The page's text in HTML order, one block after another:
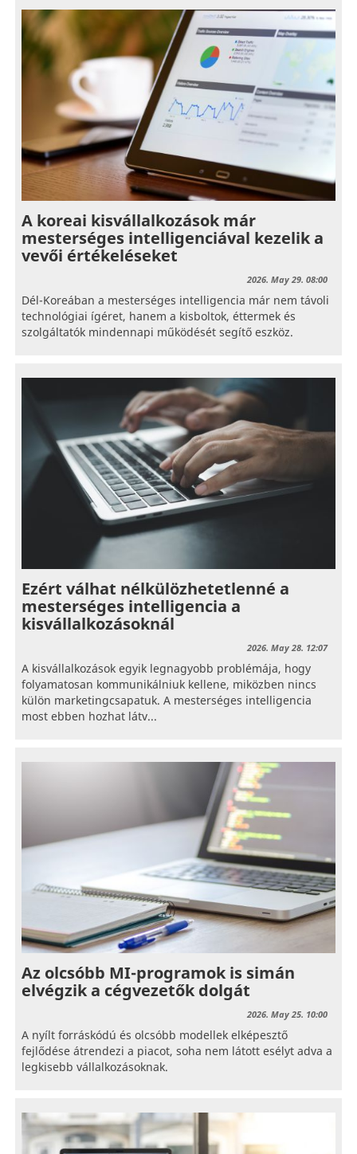
A koreai kisvállalkozások már
mesterséges intelligenciával kezelik a
vevői értékeléseket
2026. May 29. 08:00
Dél-Koreában a mesterséges intelligencia már nem távoli
technológiai ígéret, hanem a kisboltok, éttermek és
szolgáltatók mindennapi működését segítő eszköz.
Ezért válhat nélkülözhetetlenné a
mesterséges intelligencia a
kisvállalkozásoknál
2026. May 28. 12:07
A kisvállalkozások egyik legnagyobb problémája, hogy
folyamatosan kommunikálniuk kellene, miközben nincs
külön marketingcsapatuk. A mesterséges intelligencia
most ebben hozhat látv...
Az olcsóbb MI-programok is simán
elvégzik a cégvezetők dolgát
2026. May 25. 10:00
A nyílt forráskódú és olcsóbb modellek elképesztő
fejlődése átrendezi a piacot, soha nem látott esélyt adva a
legkisebb vállalkozásoknak.